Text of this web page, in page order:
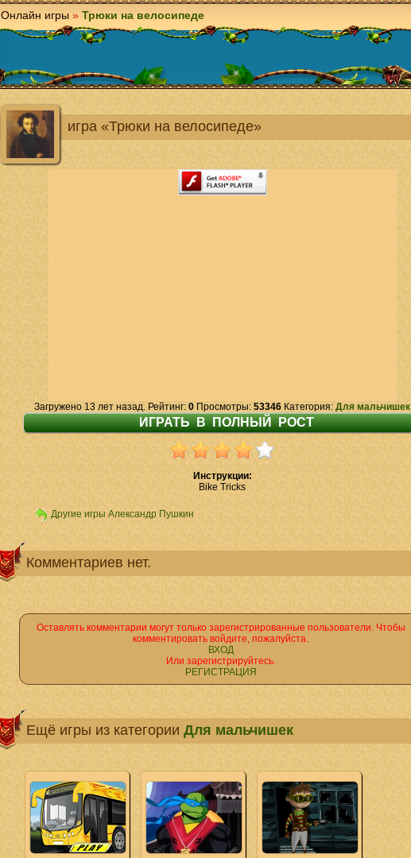
Онлайн игры » Трюки на велосипеде
игра «Трюки на велосипеде»
Загружено 13 лет назад. Рейтинг: 0 Просмотры: 53346 Категория: Для мальчишек
Инструкции:
Bike Tricks
Другие игры Александр Пушкин
Комментариев нет.
Оставлять комментарии могут только зарегистрированные пользователи. Чтобы
комментировать войдите, пожалуйста.
ВХОД
Или зарегистрируйтесь.
РЕГИСТРАЦИЯ
Ещё игры из категории Для мальчишек